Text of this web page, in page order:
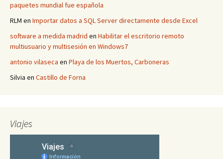
paquetes mundial fue española
RLM en Importar datos a SQL Server directamente desde Excel
software a medida madrid en Habilitar el escritorio remoto
multiusuario y multisesión en Windows7
antonio vilaseca en Playa de los Muertos, Carboneras
Silvia en Castillo de Forna
Viajes